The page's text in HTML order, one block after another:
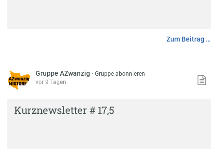
Zum Beitrag …
Gruppe AZwanzig ·Gruppe abonnieren
vor 9 Tagen
Kurznewsletter # 17,5